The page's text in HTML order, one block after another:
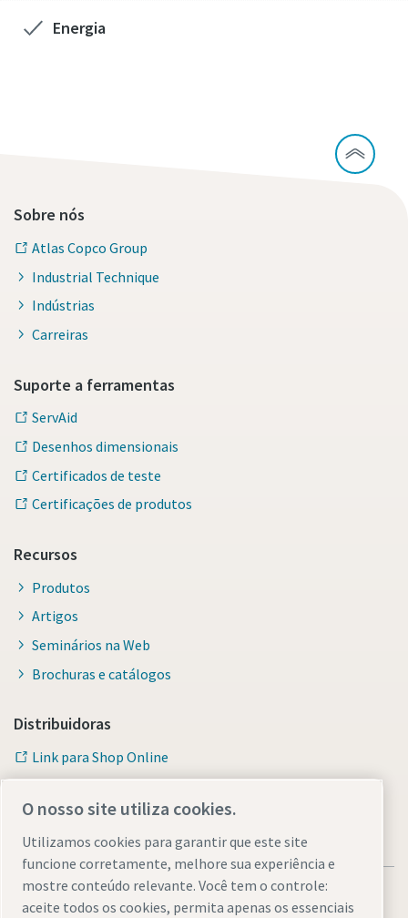
Energia
Sobre nós
Atlas Copco Group
Industrial Technique
Indústrias
Carreiras
Suporte a ferramentas
ServAid
Desenhos dimensionais
Certificados de teste
Certificações de produtos
Recursos
Produtos
Artigos
Seminários na Web
Brochuras e catálogos
Distribuidoras
Link para Shop Online
O nosso site utiliza cookies.
Utilizamos cookies para garantir que este site
funcione corretamente, melhore sua experiência e
mostre conteúdo relevante. Você tem o controle:
aceite todos os cookies, permita apenas os essenciais